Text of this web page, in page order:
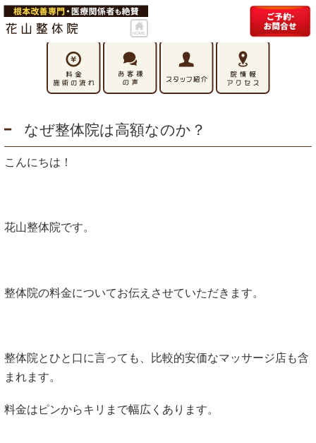
なぜ整体院は高額なのか？
こんにちは！
花山整体院です。
整体院の料金についてお伝えさせていただきます。
整体院とひと口に言っても、比較的安価なマッサージ店も含
まれます。
料金はピンからキリまで幅広くあります。